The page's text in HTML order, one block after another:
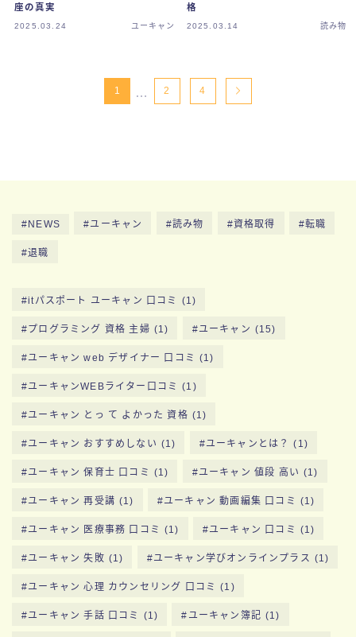
座の真実
2025.03.24 ユーキャン
格
2025.03.14 読み物
1 … 2 4
NEWS ユーキャン 読み物 資格取得 転職
退職
itパスポート ユーキャン 口コミ (1)
プログラミング 資格 主婦 (1) ユーキャン (15)
ユーキャン web デザイナー 口コミ (1)
ユーキャンWEBライター口コミ (1)
ユーキャン とっ て よかった 資格 (1)
ユーキャン おすすめしない (1) ユーキャンとは？ (1)
ユーキャン 保育士 口コミ (1) ユーキャン 値段 高い (1)
ユーキャン 再受講 (1) ユーキャン 動画編集 口コミ (1)
ユーキャン 医療事務 口コミ (1) ユーキャン 口コミ (1)
ユーキャン 失敗 (1) ユーキャン学びオンラインプラス (1)
ユーキャン 心理 カウンセリング 口コミ (1)
ユーキャン 手話 口コミ (1) ユーキャン簿記 (1)